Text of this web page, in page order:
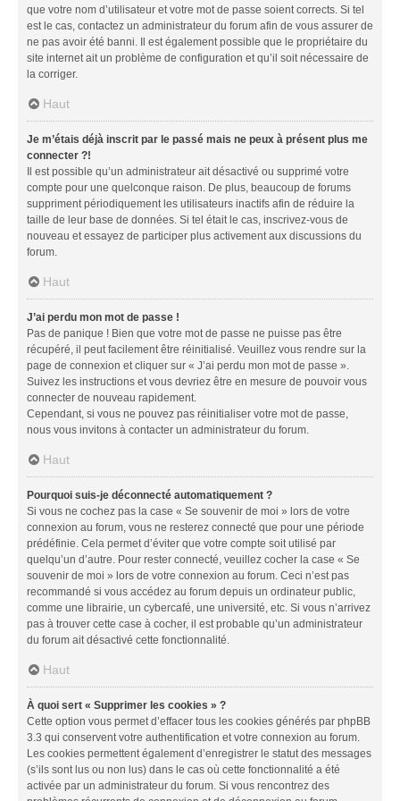
que votre nom d’utilisateur et votre mot de passe soient corrects. Si tel
est le cas, contactez un administrateur du forum afin de vous assurer de
ne pas avoir été banni. Il est également possible que le propriétaire du
site internet ait un problème de configuration et qu’il soit nécessaire de
la corriger.
Haut
Je m’étais déjà inscrit par le passé mais ne peux à présent plus me
connecter ?!
Il est possible qu’un administrateur ait désactivé ou supprimé votre
compte pour une quelconque raison. De plus, beaucoup de forums
suppriment périodiquement les utilisateurs inactifs afin de réduire la
taille de leur base de données. Si tel était le cas, inscrivez-vous de
nouveau et essayez de participer plus activement aux discussions du
forum.
Haut
J’ai perdu mon mot de passe !
Pas de panique ! Bien que votre mot de passe ne puisse pas être
récupéré, il peut facilement être réinitialisé. Veuillez vous rendre sur la
page de connexion et cliquer sur « J’ai perdu mon mot de passe ».
Suivez les instructions et vous devriez être en mesure de pouvoir vous
connecter de nouveau rapidement.
Cependant, si vous ne pouvez pas réinitialiser votre mot de passe,
nous vous invitons à contacter un administrateur du forum.
Haut
Pourquoi suis-je déconnecté automatiquement ?
Si vous ne cochez pas la case « Se souvenir de moi » lors de votre
connexion au forum, vous ne resterez connecté que pour une période
prédéfinie. Cela permet d’éviter que votre compte soit utilisé par
quelqu’un d’autre. Pour rester connecté, veuillez cocher la case « Se
souvenir de moi » lors de votre connexion au forum. Ceci n’est pas
recommandé si vous accédez au forum depuis un ordinateur public,
comme une librairie, un cybercafé, une université, etc. Si vous n’arrivez
pas à trouver cette case à cocher, il est probable qu’un administrateur
du forum ait désactivé cette fonctionnalité.
Haut
À quoi sert « Supprimer les cookies » ?
Cette option vous permet d’effacer tous les cookies générés par phpBB
3.3 qui conservent votre authentification et votre connexion au forum.
Les cookies permettent également d’enregistrer le statut des messages
(s’ils sont lus ou non lus) dans le cas où cette fonctionnalité a été
activée par un administrateur du forum. Si vous rencontrez des